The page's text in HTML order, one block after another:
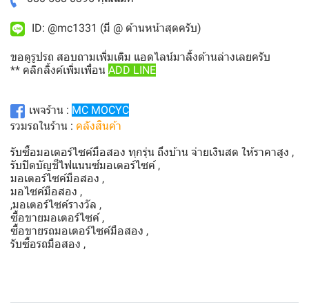
ID: @mc1331 (มี @ ด้านหน้าสุดครับ)
ขอดูรูปรถ สอบถามเพิ่มเติม แอดไลน์มาลิ้งด้านล่างเลยครับ
** คลิกลิ้งค์เพิ่มเพื่อน ADD LINE
เพจร้าน : MC MOCYC
รวมรถในร้าน : คลังสินค้า
รับซื้อมอเตอร์ไซค์มือสอง ทุกรุ่น ถึงบ้าน จ่ายเงินสด ให้ราคาสูง ,
รับปิดบัญชีไฟแนนซ์มอเตอร์ไซค์ ,
มอเตอร์ไซค์มือสอง ,
มอไซค์มือสอง ,
,มอเตอร์ไซค์รางวัล ,
ซื้อขายมอเตอร์ไซค์ ,
ซื้อขายรถมอเตอร์ไซค์มือสอง ,
รับซื้อรถมือสอง ,